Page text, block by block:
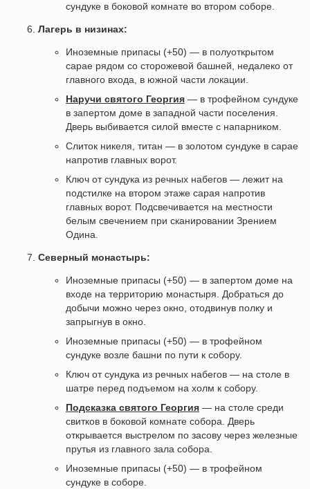
сундуке в боковой комнате во втором соборе.
Лагерь в низинах:
Иноземные припасы (+50) — в полуоткрытом
сарае рядом со сторожевой башней, недалеко от
главного входа, в южной части локации.
Наручи святого Георгия — в трофейном сундуке
в запертом доме в западной части поселения.
Дверь выбивается силой вместе с напарником.
Слиток никеля, титан — в золотом сундуке в сарае
напротив главных ворот.
Ключ от сундука из речных набегов — лежит на
подстилке на втором этаже сарая напротив
главных ворот. Подсвечивается на местности
белым свечением при сканировании Зрением
Одина.
Северный монастырь:
Иноземные припасы (+50) — в запертом доме на
входе на территорию монастыря. Добраться до
добычи можно через окно, отодвинув полку и
запрыгнув в окно.
Иноземные припасы (+50) — в трофейном
сундуке возле башни по пути к собору.
Ключ от сундука из речных набегов — на столе в
шатре перед подъемом на холм к собору.
Подсказка святого Георгия — на столе среди
свитков в боковой комнате собора. Дверь
открывается выстрелом по засову через железные
прутья из главного зала собора.
Иноземные припасы (+50) — в трофейном
сундуке в соборе.